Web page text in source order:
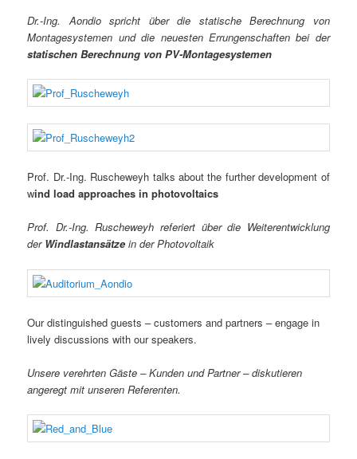
Dr.-Ing. Aondio spricht über die statische Berechnung von
Montagesystemen und die neuesten Errungenschaften bei der
statischen Berechnung von PV-Montagesystemen
Prof. Dr.-Ing. Ruscheweyh talks about the further development of
wind load approaches in photovoltaics
Prof. Dr.-Ing. Ruscheweyh referiert über die Weiterentwicklung
der Windlastansätze in der Photovoltaik
Our distinguished guests – customers and partners – engage in
lively discussions with our speakers.
Unsere verehrten Gäste – Kunden und Partner – diskutieren
angeregt mit unseren Referenten.